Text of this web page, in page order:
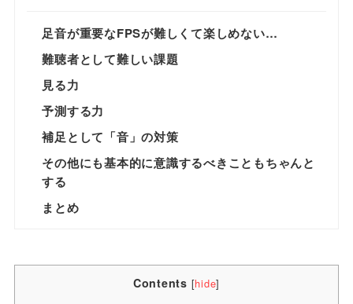
足音が重要なFPSが難しくて楽しめない…
難聴者として難しい課題
見る力
予測する力
補足として「音」の対策
その他にも基本的に意識するべきこともちゃんと
する
まとめ
Contents [hide]